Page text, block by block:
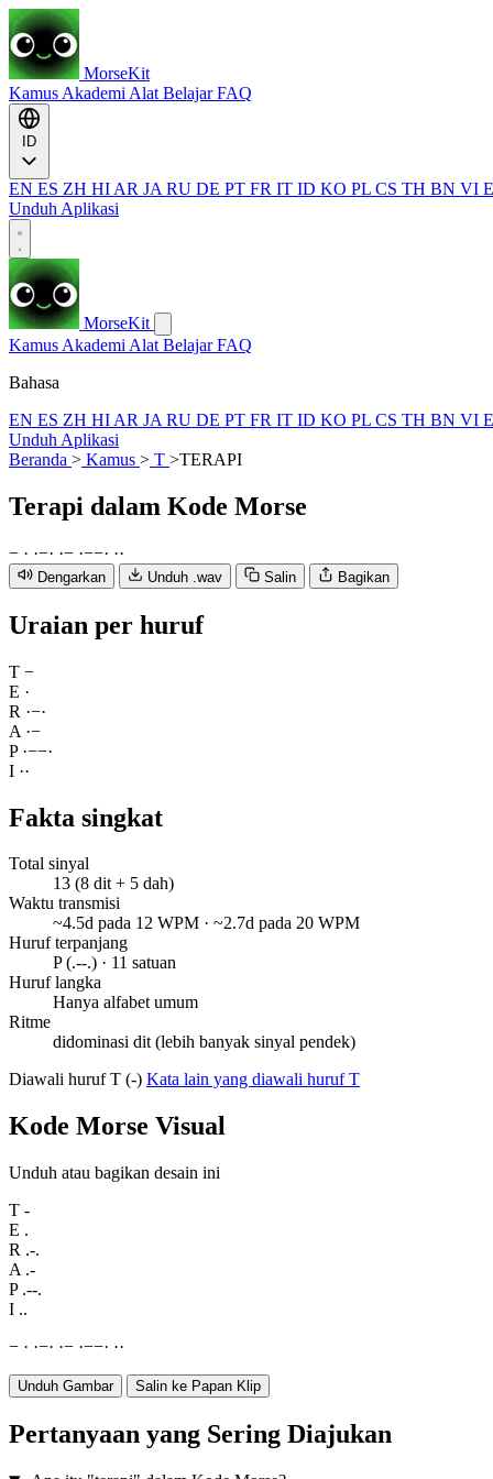
MorseKit
Kamus Akademi Alat BelajarFAQ
EN ES ZH HI AR JA RU DE PT FR IT ID KO PL CS TH BN VI
Unduh Aplikasi
MorseKit
Kamus Akademi Alat BelajarFAQ
Bahasa
EN ES ZH HI AR JA RU DE PT FR IT ID KO PL CS TH BN VI
Unduh Aplikasi
Beranda > Kamus > T >TERAPI
Terapi dalam Kode Morse
− · ·−· ·− ·−−· ··
Dengarkan Unduh .wav Salin Bagikan
Uraian per huruf
T −
E ·
R ·−·
A ·−
P ·−−·
I ··
Fakta singkat
Total sinyal
13 (8 dit + 5 dah)
Waktu transmisi
~4.5d pada 12 WPM · ~2.7d pada 20 WPM
Huruf terpanjang
P (.--.) · 11 satuan
Huruf langka
Hanya alfabet umum
Ritme
didominasi dit (lebih banyak sinyal pendek)
Diawali huruf T (-) Kata lain yang diawali huruf T
Kode Morse Visual
Unduh atau bagikan desain ini
T -
E .
R .-.
A .-
P .--.
I ..
− · ·−· ·− ·−−· ··
Unduh Gambar Salin ke Papan Klip
Pertanyaan yang Sering Diajukan